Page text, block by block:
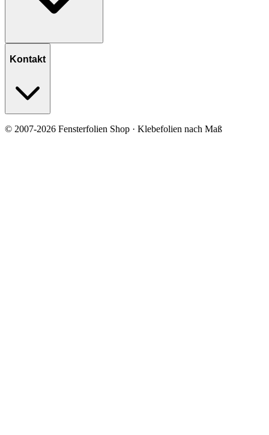
Kontakt
© 2007-2026 Fensterfolien Shop · Klebefolien nach Maß